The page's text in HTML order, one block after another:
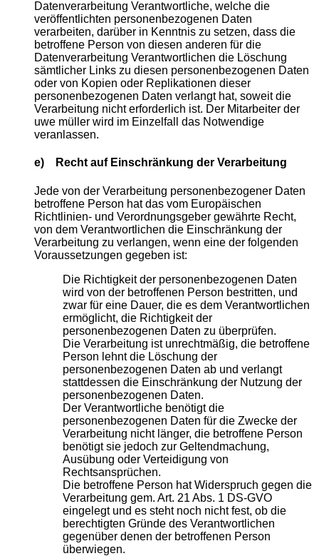
Datenverarbeitung Verantwortliche, welche die
veröffentlichten personenbezogenen Daten
verarbeiten, darüber in Kenntnis zu setzen, dass die
betroffene Person von diesen anderen für die
Datenverarbeitung Verantwortlichen die Löschung
sämtlicher Links zu diesen personenbezogenen Daten
oder von Kopien oder Replikationen dieser
personenbezogenen Daten verlangt hat, soweit die
Verarbeitung nicht erforderlich ist. Der Mitarbeiter der
uwe müller wird im Einzelfall das Notwendige
veranlassen.
e) Recht auf Einschränkung der Verarbeitung
Jede von der Verarbeitung personenbezogener Daten
betroffene Person hat das vom Europäischen
Richtlinien- und Verordnungsgeber gewährte Recht,
von dem Verantwortlichen die Einschränkung der
Verarbeitung zu verlangen, wenn eine der folgenden
Voraussetzungen gegeben ist:
Die Richtigkeit der personenbezogenen Daten
wird von der betroffenen Person bestritten, und
zwar für eine Dauer, die es dem Verantwortlichen
ermöglicht, die Richtigkeit der
personenbezogenen Daten zu überprüfen.
Die Verarbeitung ist unrechtmäßig, die betroffene
Person lehnt die Löschung der
personenbezogenen Daten ab und verlangt
stattdessen die Einschränkung der Nutzung der
personenbezogenen Daten.
Der Verantwortliche benötigt die
personenbezogenen Daten für die Zwecke der
Verarbeitung nicht länger, die betroffene Person
benötigt sie jedoch zur Geltendmachung,
Ausübung oder Verteidigung von
Rechtsansprüchen.
Die betroffene Person hat Widerspruch gegen die
Verarbeitung gem. Art. 21 Abs. 1 DS-GVO
eingelegt und es steht noch nicht fest, ob die
berechtigten Gründe des Verantwortlichen
gegenüber denen der betroffenen Person
überwiegen.